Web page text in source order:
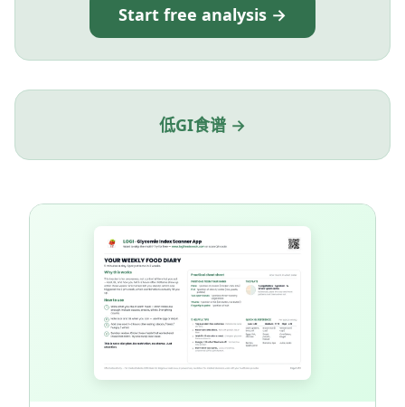
Start free analysis →
低GI食谱 →